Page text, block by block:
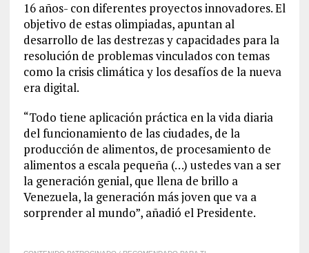
16 años- con diferentes proyectos innovadores. El
objetivo de estas olimpiadas, apuntan al
desarrollo de las destrezas y capacidades para la
resolución de problemas vinculados con temas
como la crisis climática y los desafíos de la nueva
era digital.
“Todo tiene aplicación práctica en la vida diaria
del funcionamiento de las ciudades, de la
producción de alimentos, de procesamiento de
alimentos a escala pequeña (…) ustedes van a ser
la generación genial, que llena de brillo a
Venezuela, la generación más joven que va a
sorprender al mundo”, añadió el Presidente.